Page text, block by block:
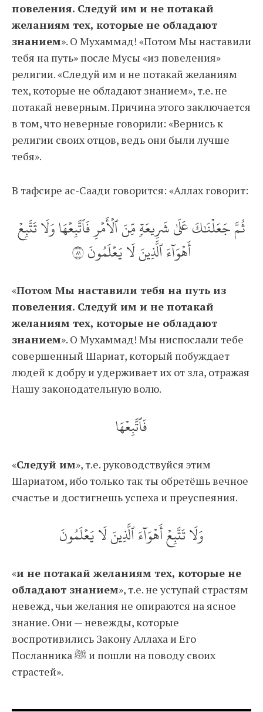
повеления. Следуй им и не потакай
желаниям тех, которые не обладают
знанием». О Мухаммад! «Потом Мы наставили
тебя на путь» после Мусы «из повеления»
религии. «Следуй им и не потакай желаниям
тех, которые не обладают знанием», т.е. не
потакай неверным. Причина этого заключается
в том, что неверные говорили: «Вернись к
религии своих отцов, ведь они были лучше
тебя».
В тафсире ас-Саади говорится: «Аллах говорит:
ثُمَّ جَعَلۡنَٰكَ عَلَىٰ شَرِيعَةٖ مِّنَ ٱلۡأَمۡرِ فَٱتَّبِعۡهَا وَلَا تَتَّبِعۡ
أَهۡوَآءَ ٱلَّذِينَ لَا يَعۡلَمُونَ ١٨
«Потом Мы наставили тебя на путь из
повеления. Следуй им и не потакай
желаниям тех, которые не обладают
знанием». О Мухаммад! Мы ниспослали тебе
совершенный Шариат, который побуждает
людей к добру и удерживает их от зла, отражая
Нашу законодательную волю.
فَٱتَّبِعۡهَا
«Следуй им», т.е. руководствуйся этим
Шариатом, ибо только так ты обретёшь вечное
счастье и достигнешь успеха и преуспеяния.
وَلَا تَتَّبِعۡ أَهۡوَآءَ ٱلَّذِينَ لَا يَعۡلَمُونَ
«и не потакай желаниям тех, которые не
обладают знанием», т.е. не уступай страстям
невежд, чьи желания не опираются на ясное
знание. Они — невежды, которые
воспротивились Закону Аллаха и Его
Посланника ﷺ и пошли на поводу своих
страстей».